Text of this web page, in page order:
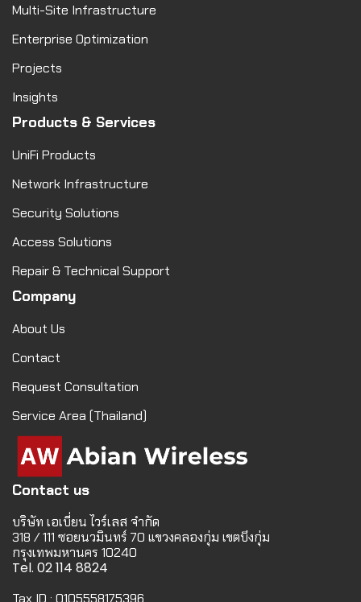
Multi-Site Infrastructure
Enterprise Optimization
Projects
Insights
Products & Services
UniFi Products
Network Infrastructure
Security Solutions
Access Solutions
Repair & Technical Support
Company
About Us
Contact
Request Consultation
Service Area (Thailand)
Contact us
บริษัท เอเบี่ยน ไวร์เลส จำกัด
318 / 111 ซอยนวมินทร์ 70 แขวงคลองกุ่ม เขตบึงกุ่ม
กรุงเทพมหานคร 10240
Tel. 02 114 8824
Tax ID : 0105558175396